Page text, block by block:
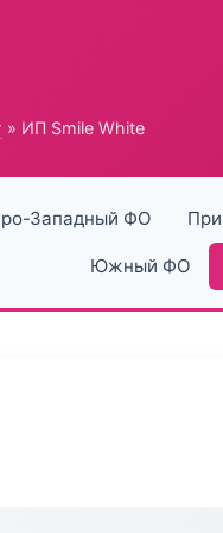
» ИП Smile White
Западный ФО
Южный ФО